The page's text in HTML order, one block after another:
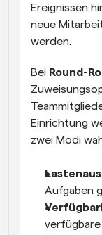
Ereignissen
neue
werden.
Bei Round-
Einrichtung
zwei Modi
Aufgaben